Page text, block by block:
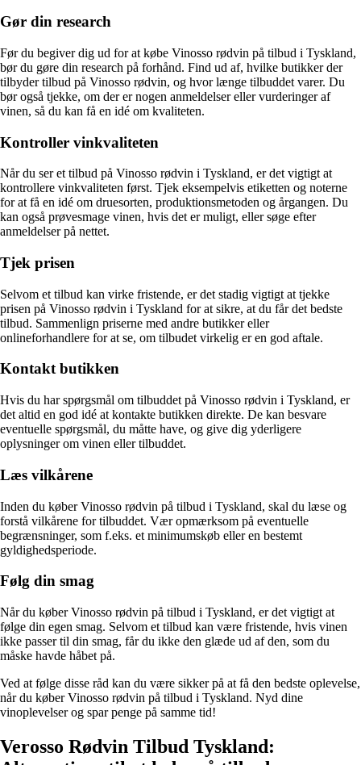
Gør din research
Før du begiver dig ud for at købe Vinosso rødvin på tilbud i Tyskland,
bør du gøre din research på forhånd. Find ud af, hvilke butikker der
tilbyder tilbud på Vinosso rødvin, og hvor længe tilbuddet varer. Du
bør også tjekke, om der er nogen anmeldelser eller vurderinger af
vinen, så du kan få en idé om kvaliteten.
Kontroller vinkvaliteten
Når du ser et tilbud på Vinosso rødvin i Tyskland, er det vigtigt at
kontrollere vinkvaliteten først. Tjek eksempelvis etiketten og noterne
for at få en idé om druesorten, produktionsmetoden og årgangen. Du
kan også prøvesmage vinen, hvis det er muligt, eller søge efter
anmeldelser på nettet.
Tjek prisen
Selvom et tilbud kan virke fristende, er det stadig vigtigt at tjekke
prisen på Vinosso rødvin i Tyskland for at sikre, at du får det bedste
tilbud. Sammenlign priserne med andre butikker eller
onlineforhandlere for at se, om tilbudet virkelig er en god aftale.
Kontakt butikken
Hvis du har spørgsmål om tilbuddet på Vinosso rødvin i Tyskland, er
det altid en god idé at kontakte butikken direkte. De kan besvare
eventuelle spørgsmål, du måtte have, og give dig yderligere
oplysninger om vinen eller tilbuddet.
Læs vilkårene
Inden du køber Vinosso rødvin på tilbud i Tyskland, skal du læse og
forstå vilkårene for tilbuddet. Vær opmærksom på eventuelle
begrænsninger, som f.eks. et minimumskøb eller en bestemt
gyldighedsperiode.
Følg din smag
Når du køber Vinosso rødvin på tilbud i Tyskland, er det vigtigt at
følge din egen smag. Selvom et tilbud kan være fristende, hvis vinen
ikke passer til din smag, får du ikke den glæde ud af den, som du
måske havde håbet på.
Ved at følge disse råd kan du være sikker på at få den bedste oplevelse,
når du køber Vinosso rødvin på tilbud i Tyskland. Nyd dine
vinoplevelser og spar penge på samme tid!
Verosso Rødvin Tilbud Tyskland: